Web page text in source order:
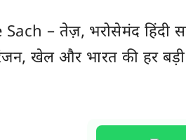
Sach – तेज़, भरोसेमंद हिंदी
खेल और भारत की हर